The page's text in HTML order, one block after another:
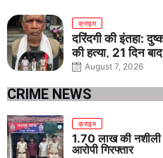
क्राइम
दरिंदगी की इंतहा:
की हत्या, 21 दिन
August 7, 2026
CRIME NEWS
क्राइम
1.70 लाख की नशीली
आरोपी गिरफ्तार